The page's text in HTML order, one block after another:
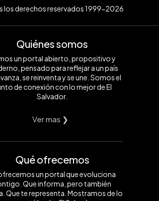
los derechos reservados 1999-2026
Quiénes somos
un portal abierto, propositivo y
pensado para reflejar a un país
se reinventa y se une. Somos el
de conexión con lo mejor de El
Salvador.
Ver mas ❯
Qué ofrecemos
un portal que evoluciona
Que informa, pero también
Que te representa. Mostramos de lo